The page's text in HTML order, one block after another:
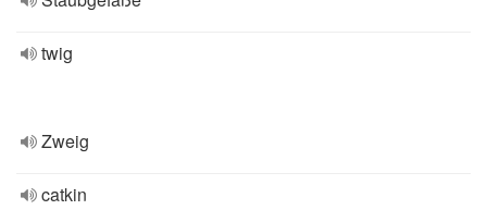
twig
Zweig
catkin